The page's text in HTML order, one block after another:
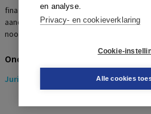
en analyse.
Privacy- en cookieverklaring
Cookie-
Alle cookies
financiering, aandeelhouder, joint
aandeel, vennootschap, kort geding,
noodzakelijkheid, overeenkomst
Onderwerpen
Juridisch > Ondernemingsrecht